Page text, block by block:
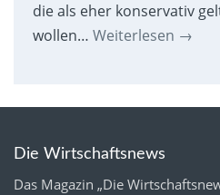
die als eher konservativ
wollen… Weiterlesen →
Die Wirtschaftsnews
Das Magazin „Die